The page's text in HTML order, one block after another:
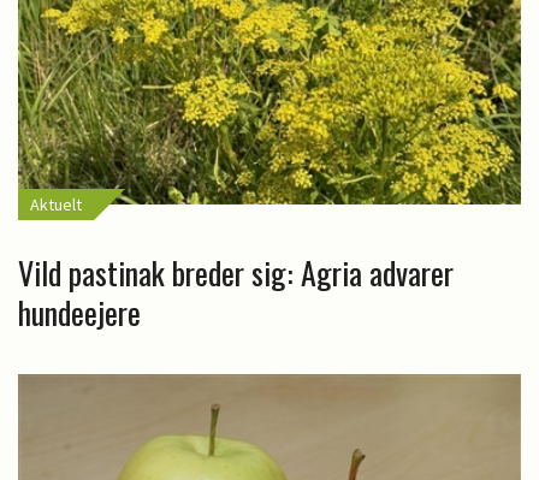
Aktuelt
Vild pastinak breder sig: Agria advarer
hundeejere